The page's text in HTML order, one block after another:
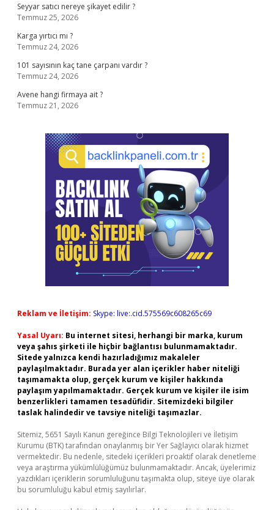
Seyyar satıcı nereye şikayet edilir ?
Temmuz 25, 2026
Karga yırtıcı mı ?
Temmuz 24, 2026
101 sayısının kaç tane çarpanı vardır ?
Temmuz 24, 2026
Avene hangi firmaya ait ?
Temmuz 21, 2026
Reklam ve İletişim: Skype: live:.cid.575569c608265c69
Yasal Uyarı: Bu internet sitesi, herhangi bir marka, kurum
veya şahıs şirketi ile hiçbir bağlantısı bulunmamaktadır.
Sitede yalnızca kendi hazırladığımız makaleler
paylaşılmaktadır. Burada yer alan içerikler haber niteliği
taşımamakta olup, gerçek kurum ve kişiler hakkında
paylaşım yapılmamaktadır. Gerçek kurum ve kişiler ile isim
benzerlikleri tamamen tesadüfidir. Sitemizdeki bilgiler
taslak halindedir ve tavsiye niteliği taşımazlar.
Sitemiz, 5651 Sayılı Kanun gereğince Bilgi Teknolojileri ve İletişim
Kurumu (BTK) tarafından onaylanmış bir Yer Sağlayıcı olarak hizmet
vermektedir. Bu nedenle, sitedeki içerikleri proaktif olarak denetleme
veya araştırma yükümlülüğümüz bulunmamaktadır. Ancak, üyelerimiz
yazdıkları içeriklerin sorumluluğunu taşımakta olup, siteye üye olarak
bu sorumluluğu kabul etmiş sayılırlar.